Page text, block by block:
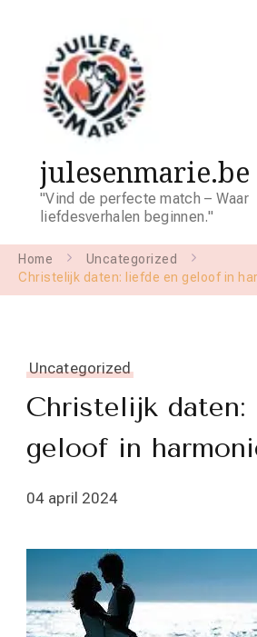
julesenmarie.be
"Vind de perfecte match – Waar
liefdesverhalen beginnen."
Home
Uncategorized
Christelijk daten: liefde en geloof in
Uncategorized
Christelijk daten:
geloof in
04 april 2024